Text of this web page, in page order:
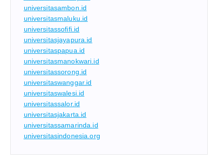
universitasambon.id
universitasmaluku.id
universitassofifi.id
universitasjayapura.id
universitaspapua.id
universitasmanokwari.id
universitassorong.id
universitaswanggar.id
universitaswalesi.id
universitassalor.id
universitasjakarta.id
universitassamarinda.id
universitasindonesia.org